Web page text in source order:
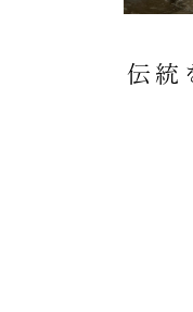
伝統